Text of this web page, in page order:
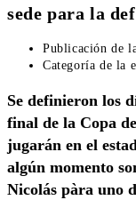
sede para la
Publicación de
Categoría de la
Se definieron los
final de la Copa
jugarán en el
algún momento
Nicolás pàra uno